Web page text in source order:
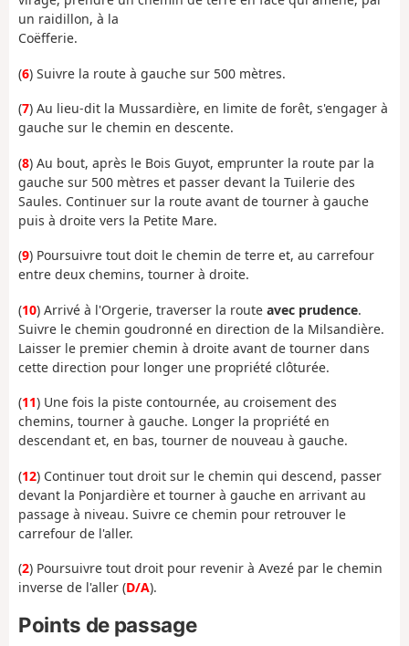
un raidillon, à la
Coëfferie.
(6) Suivre la route à gauche sur 500 mètres.
(7) Au lieu-dit la Mussardière, en limite de forêt, s'engager à
gauche sur le chemin en descente.
(8) Au bout, après le Bois Guyot, emprunter la route par la
gauche sur 500 mètres et passer devant la Tuilerie des
Saules. Continuer sur la route avant de tourner à gauche
puis à droite vers la Petite Mare.
(9) Poursuivre tout doit le chemin de terre et, au carrefour
entre deux chemins, tourner à droite.
(10) Arrivé à l'Orgerie, traverser la route avec prudence.
Suivre le chemin goudronné en direction de la Milsandière.
Laisser le premier chemin à droite avant de tourner dans
cette direction pour longer une propriété clôturée.
(11) Une fois la piste contournée, au croisement des
chemins, tourner à gauche. Longer la propriété en
descendant et, en bas, tourner de nouveau à gauche.
(12) Continuer tout droit sur le chemin qui descend, passer
devant la Ponjardière et tourner à gauche en arrivant au
passage à niveau. Suivre ce chemin pour retrouver le
carrefour de l'aller.
(2) Poursuivre tout droit pour revenir à Avezé par le chemin
inverse de l'aller (D/A).
Points de passage